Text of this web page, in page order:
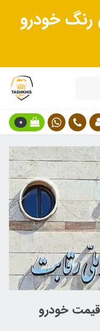
خودرو
0
خودرو